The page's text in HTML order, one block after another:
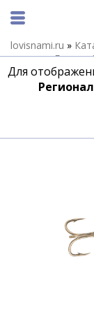
lovisnami.ru »
летние»Блесны
B
Блесна
Для